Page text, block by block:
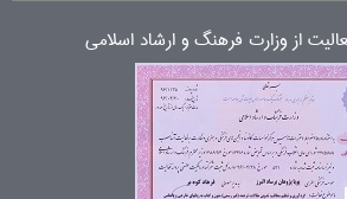
از وزارت فرهنگ و ارشاد اسلامی